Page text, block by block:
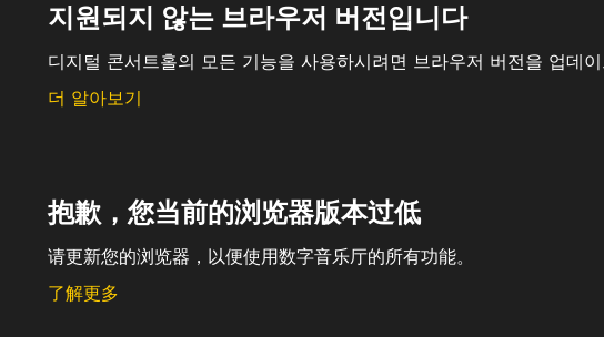
지원되지 않는 브라우저 버전입니다
디지털 콘서트홀의 모든 기능을 사용하시려면 브라우저 버전을 업데
더 알아보기
抱歉，您当前的浏览器版本过低
请更新您的浏览器，以便使用数字音乐厅的所有功能。
了解更多